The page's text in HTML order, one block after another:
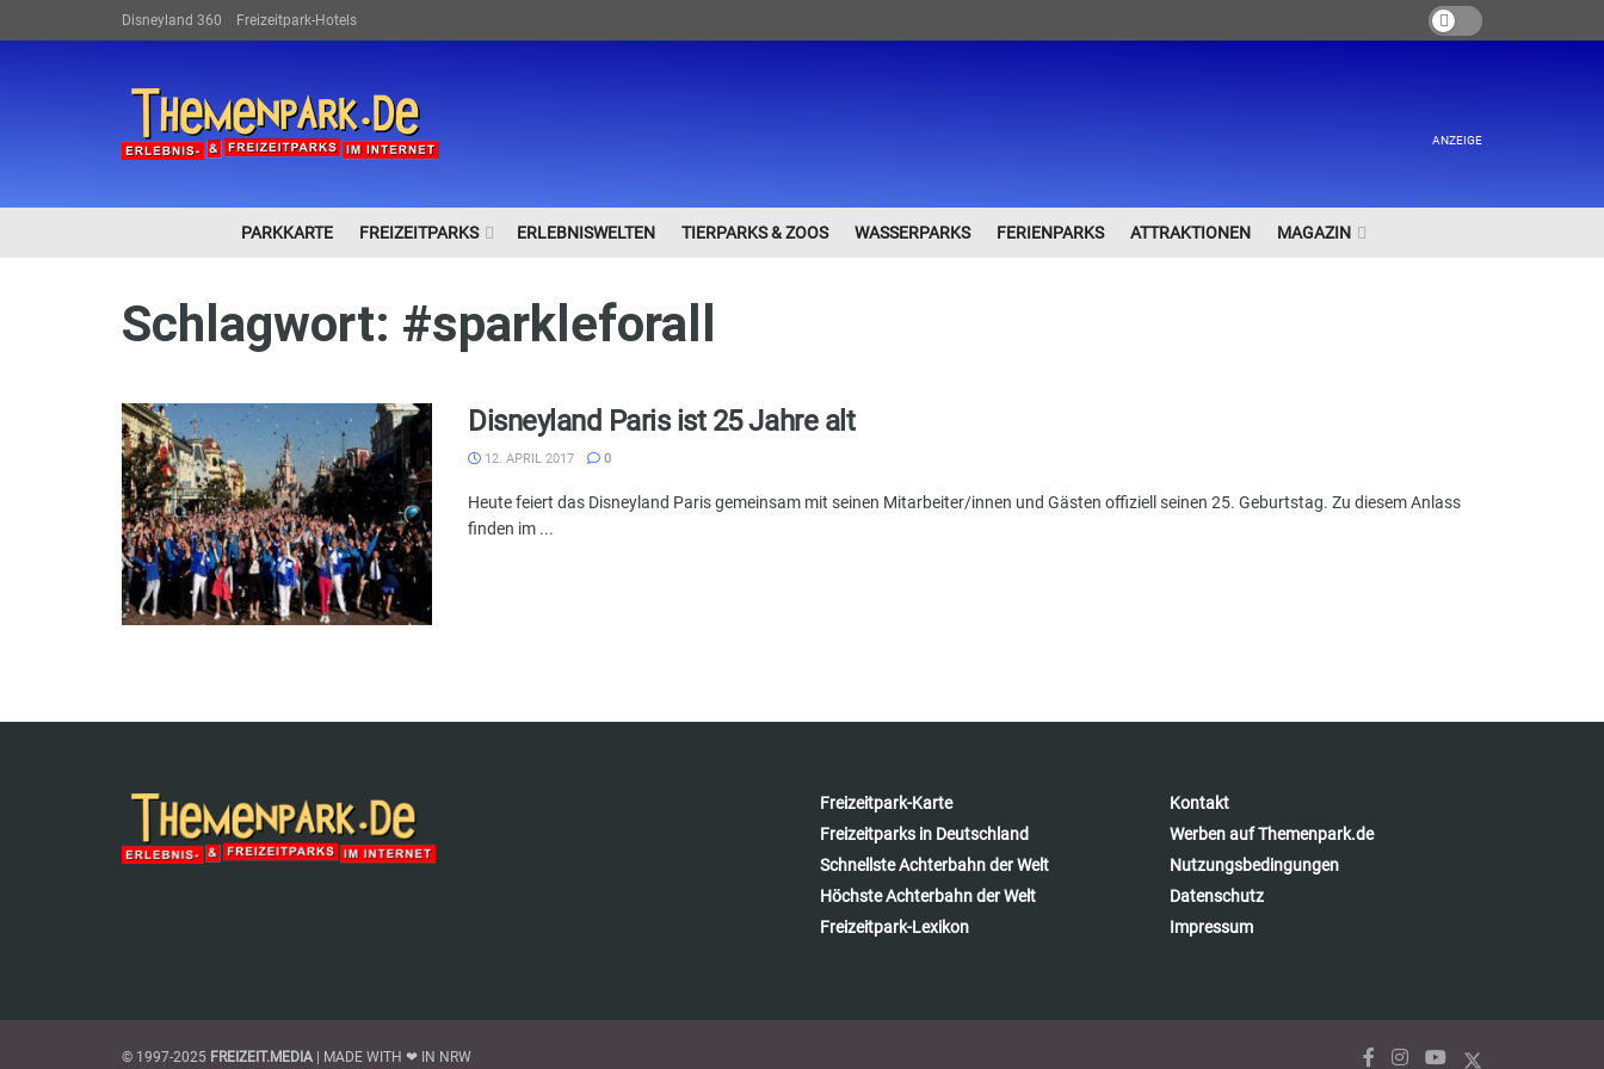
Disneyland 360 Freizeitpark-Hotels
ANZEIGE
PARKKARTE FREIZEITPARKS ERLEBNISWELTEN TIERPARKS & ZOOS WASSERPARKS FERIENPARKS ATTRAKTIONEN MAGAZIN
Schlagwort: #sparkleforall
Disneyland Paris ist 25 Jahre alt
12. APRIL 2017 0
Heute feiert das Disneyland Paris gemeinsam mit seinen Mitarbeiter/innen und Gästen offiziell seinen 25. Geburtstag. Zu diesem Anlass
finden im ...
Freizeitpark-Karte
Freizeitparks in Deutschland
Schnellste Achterbahn der Welt
Höchste Achterbahn der Welt
Freizeitpark-Lexikon
Kontakt
Werben auf Themenpark.de
Nutzungsbedingungen
Datenschutz
Impressum
© 1997-2025 FREIZEIT.MEDIA | MADE WITH ❤ IN NRW